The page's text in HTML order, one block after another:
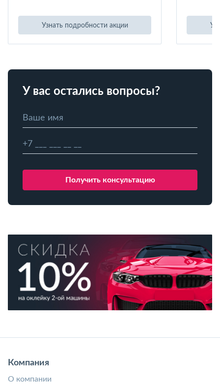
Узнать подробности акции
У вас остались вопросы?
Компания
О компании